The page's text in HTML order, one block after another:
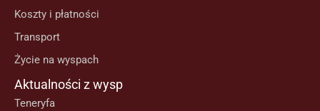
Koszty i płatności
Transport
Życie na wyspach
Aktualności z wysp
Teneryfa